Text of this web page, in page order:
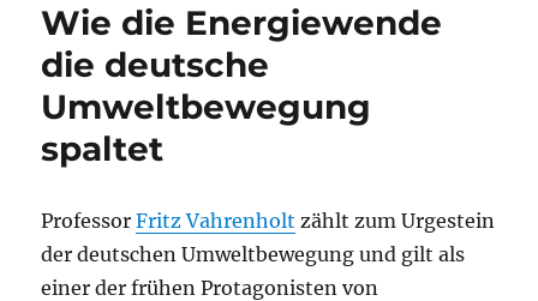
Wie die Energiewende
die deutsche
Umweltbewegung
spaltet
ProfessorFritz Vahrenholt zählt zum Urgestein
der deutschen Umweltbewegung und gilt als
einer der frühen Protagonisten von